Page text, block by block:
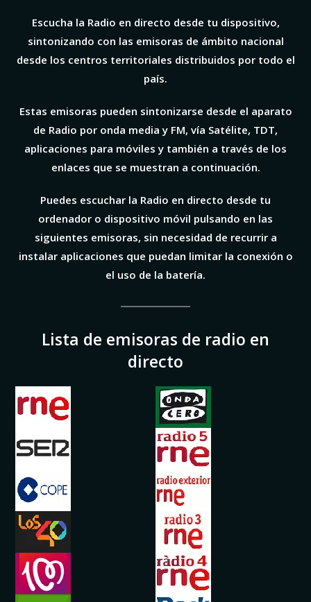
Escucha la Radio en directo desde tu dispositivo,
sintonizando con las emisoras de ámbito nacional
desde los centros territoriales distribuidos por todo el
país.
Estas emisoras pueden sintonizarse desde el aparato
de Radio por onda media y FM, vía Satélite, TDT,
aplicaciones para móviles y también a través de los
enlaces que se muestran a continuación.
Puedes escuchar la Radio en directo desde tu
ordenador o dispositivo móvil pulsando en las
siguientes emisoras, sin necesidad de recurrir a
instalar aplicaciones que puedan limitar la conexión o
el uso de la batería.
Lista de emisoras de radio en
directo